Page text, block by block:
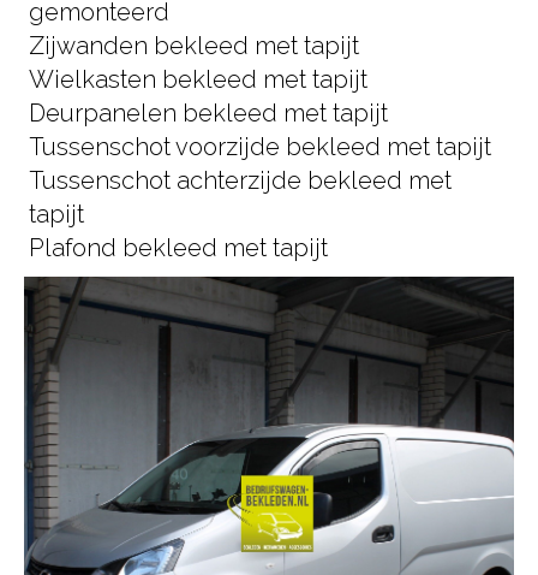
gemonteerd
Zijwanden bekleed met tapijt
Wielkasten bekleed met tapijt
Deurpanelen bekleed met tapijt
Tussenschot voorzijde bekleed met tapijt
Tussenschot achterzijde bekleed met
tapijt
Plafond bekleed met tapijt